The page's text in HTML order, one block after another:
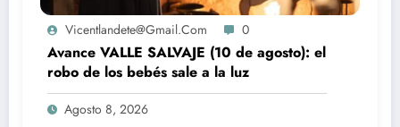
Vicentlandete@gmail.com 0
Avance VALLE SALVAJE (10 de agosto): el
robo de los bebés sale a la luz
Agosto 8, 2026